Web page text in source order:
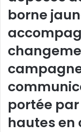
borne
portée
hautes en